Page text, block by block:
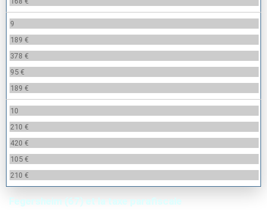
9
189 €
378 €
95 €
189 €
10
210 €
420 €
105 €
210 €
Fegersheim (67) et la taxe parafiscale